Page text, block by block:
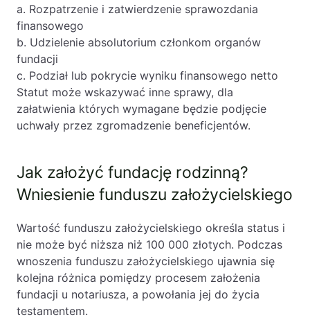
a. Rozpatrzenie i zatwierdzenie sprawozdania
finansowego
b. Udzielenie absolutorium członkom organów
fundacji
c. Podział lub pokrycie wyniku finansowego netto
Statut może wskazywać inne sprawy, dla
załatwienia których wymagane będzie podjęcie
uchwały przez zgromadzenie beneficjentów.
Jak założyć fundację rodzinną?
Wniesienie funduszu założycielskiego
Wartość funduszu założycielskiego określa status i
nie może być niższa niż 100 000 złotych. Podczas
wnoszenia funduszu założycielskiego ujawnia się
kolejna różnica pomiędzy procesem założenia
fundacji u notariusza, a powołania jej do życia
testamentem.